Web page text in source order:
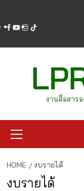
content
facebook
youtube
instagram
tiktok
งานสื่อสาร
Menu
HOME งบรายได้
งบรายได้